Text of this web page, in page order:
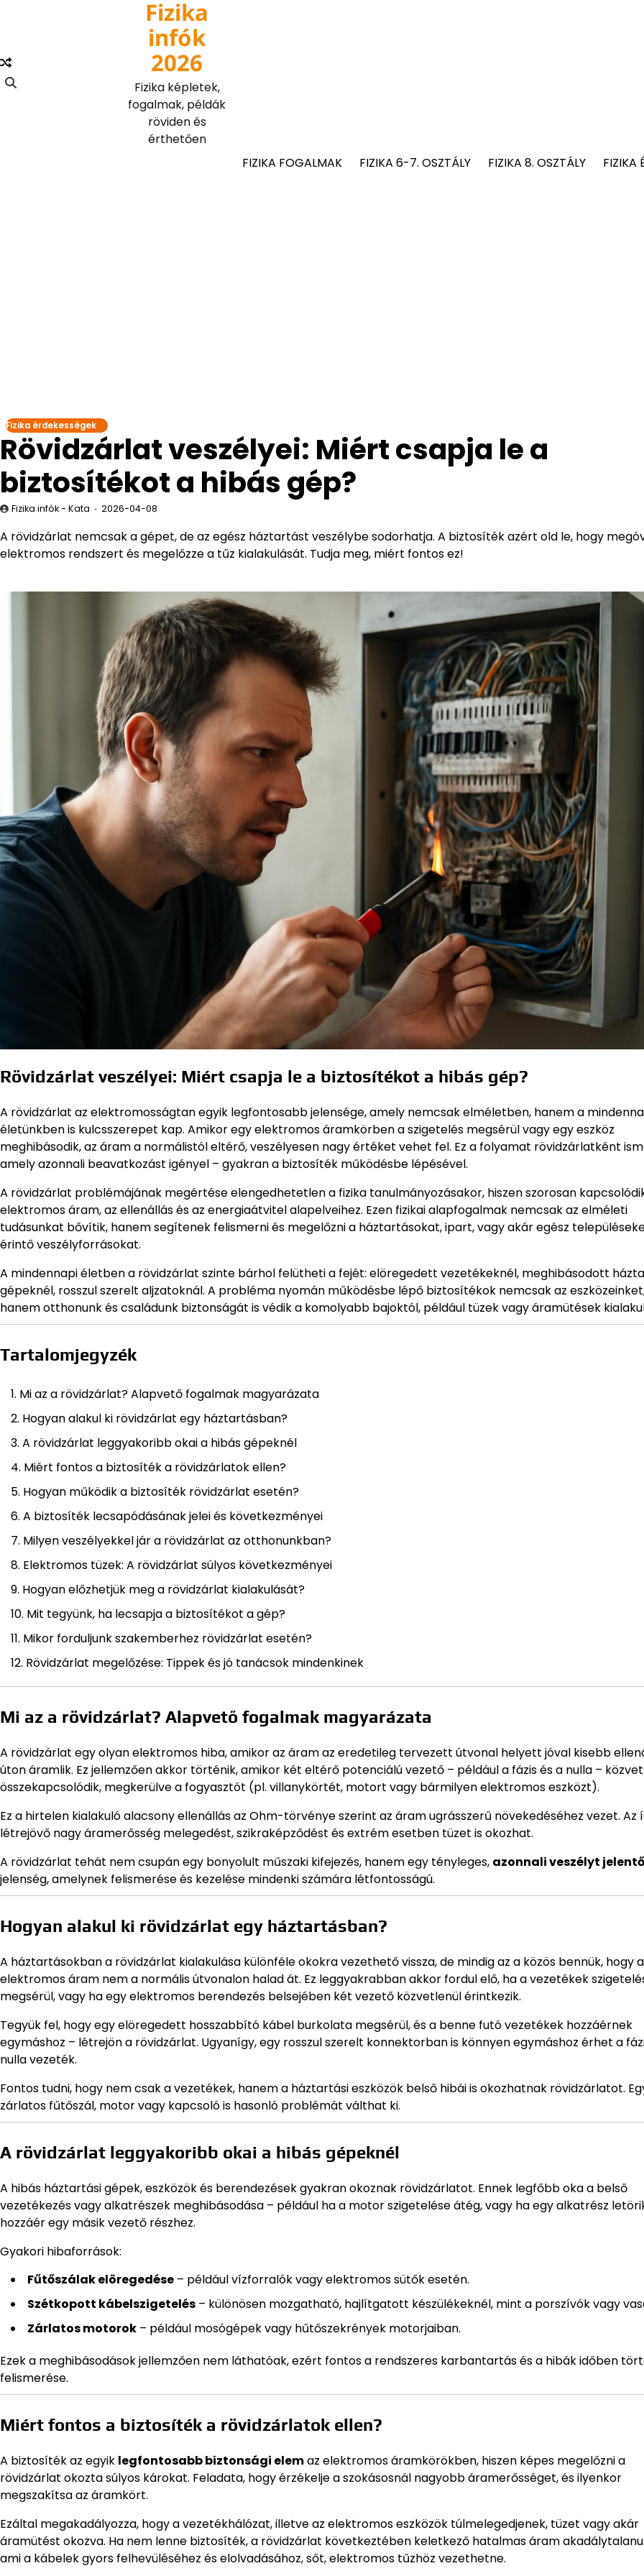
Fizika
infók
2026
Fizika képletek,
fogalmak, példák
röviden és
érthetően
FIZIKA FOGALMAK
FIZIKA 6-7. OSZTÁLY FIZIKA 8. OSZTÁLY FIZIKA
Fizika érdekességek
Rövidzárlat veszélyei: Miért csapja le a
biztosítékot a hibás gép?
Fizika infók - Kata 2026-04-08
A rövidzárlat nemcsak a gépet, de az egész háztartást veszélybe sodorhatja. A biztosíték azért old le, hogy
elektromos rendszert és megelőzze a tűz kialakulását. Tudja meg, miért fontos ez!
Rövidzárlat veszélyei: Miért csapja le a biztosítékot a hibás gép?
A rövidzárlat az elektromosságtan egyik legfontosabb jelensége, amely nemcsak elméletben, hanem a
életünkben is kulcsszerepet kap. Amikor egy elektromos áramkörben a szigetelés megsérül vagy egy eszköz
meghibásodik, az áram a normálistól eltérő, veszélyesen nagy értéket vehet fel. Ez a folyamat rövidzárlatként
amely azonnali beavatkozást igényel – gyakran a biztosíték működésbe lépésével.
A rövidzárlat problémájának megértése elengedhetetlen a fizika tanulmányozásakor, hiszen szorosan
elektromos áram, az ellenállás és az energiaátvitel alapelveihez. Ezen fizikai alapfogalmak nemcsak az elméleti
tudásunkat bővítik, hanem segítenek felismerni és megelőzni a háztartásokat, ipart, vagy akár egész
érintő veszélyforrásokat.
A mindennapi életben a rövidzárlat szinte bárhol felütheti a fejét: elöregedett vezetékeknél, meghibásodott
gépeknél, rosszul szerelt aljzatoknál. A probléma nyomán működésbe lépő biztosítékok nemcsak az
hanem otthonunk és családunk biztonságát is védik a komolyabb bajoktól, például tüzek vagy áramütések
Tartalomjegyzék
Mi az a rövidzárlat? Alapvető fogalmak magyarázata
Hogyan alakul ki rövidzárlat egy háztartásban?
A rövidzárlat leggyakoribb okai a hibás gépeknél
Miért fontos a biztosíték a rövidzárlatok ellen?
Hogyan működik a biztosíték rövidzárlat esetén?
A biztosíték lecsapódásának jelei és következményei
Milyen veszélyekkel jár a rövidzárlat az otthonunkban?
Elektromos tüzek: A rövidzárlat súlyos következményei
Hogyan előzhetjük meg a rövidzárlat kialakulását?
Mit tegyünk, ha lecsapja a biztosítékot a gép?
Mikor forduljunk szakemberhez rövidzárlat esetén?
Rövidzárlat megelőzése: Tippek és jó tanácsok mindenkinek
Mi az a rövidzárlat? Alapvető fogalmak magyarázata
A rövidzárlat egy olyan elektromos hiba, amikor az áram az eredetileg tervezett útvonal helyett jóval kisebb
úton áramlik. Ez jellemzően akkor történik, amikor két eltérő potenciálú vezető – például a fázis és a nulla –
összekapcsolódik, megkerülve a fogyasztót (pl. villanykörtét, motort vagy bármilyen elektromos eszközt).
Ez a hirtelen kialakuló alacsony ellenállás az Ohm-törvénye szerint az áram ugrásszerű növekedéséhez vezet. Az
létrejövő nagy áramerősség melegedést, szikraképződést és extrém esetben tüzet is okozhat.
A rövidzárlat tehát nem csupán egy bonyolult műszaki kifejezés, hanem egy tényleges, azonnali veszélyt jelentő
jelenség, amelynek felismerése és kezelése mindenki számára létfontosságú.
Hogyan alakul ki rövidzárlat egy háztartásban?
A háztartásokban a rövidzárlat kialakulása különféle okokra vezethető vissza, de mindig az a közös bennük, hogy
elektromos áram nem a normális útvonalon halad át. Ez leggyakrabban akkor fordul elő, ha a vezetékek
megsérül, vagy ha egy elektromos berendezés belsejében két vezető közvetlenül érintkezik.
Tegyük fel, hogy egy elöregedett hosszabbító kábel burkolata megsérül, és a benne futó vezetékek hozzáérnek
egymáshoz – létrejön a rövidzárlat. Ugyanígy, egy rosszul szerelt konnektorban is könnyen egymáshoz érhet a
nulla vezeték.
Fontos tudni, hogy nem csak a vezetékek, hanem a háztartási eszközök belső hibái is okozhatnak rövidzárlatot.
zárlatos fűtőszál, motor vagy kapcsoló is hasonló problémát válthat ki.
A rövidzárlat leggyakoribb okai a hibás gépeknél
A hibás háztartási gépek, eszközök és berendezések gyakran okoznak rövidzárlatot. Ennek legfőbb oka a belső
vezetékezés vagy alkatrészek meghibásodása – például ha a motor szigetelése átég, vagy ha egy alkatrész
hozzáér egy másik vezető részhez.
Gyakori hibaforrások:
Fűtőszálak elöregedése – például vízforralók vagy elektromos sütők esetén.
Szétkopott kábelszigetelés – különösen mozgatható, hajlítgatott készülékeknél, mint a porszívók vagy
Zárlatos motorok – például mosógépek vagy hűtőszekrények motorjaiban.
Ezek a meghibásodások jellemzően nem láthatóak, ezért fontos a rendszeres karbantartás és a hibák időben
felismerése.
Miért fontos a biztosíték a rövidzárlatok ellen?
A biztosíték az egyik legfontosabb biztonsági elemaz elektromos áramkörökben, hiszen képes megelőzni a
rövidzárlat okozta súlyos károkat. Feladata, hogy érzékelje a szokásosnál nagyobb áramerősséget, és ilyenkor
megszakítsa az áramkört.
Ezáltal megakadályozza, hogy a vezetékhálózat, illetve az elektromos eszközök túlmelegedjenek, tüzet vagy akár
áramütést okozva. Ha nem lenne biztosíték, a rövidzárlat következtében keletkező hatalmas áram
ami a kábelek gyors felhevüléséhez és elolvadásához, sőt, elektromos tűzhöz vezethetne.